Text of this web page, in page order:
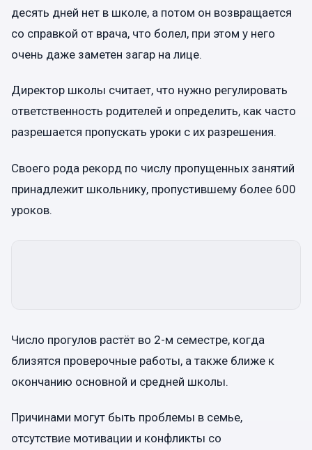
десять дней нет в школе, а потом он возвращается
со справкой от врача, что болел, при этом у него
очень даже заметен загар на лице.
Директор школы считает, что нужно регулировать
ответственность родителей и определить, как часто
разрешается пропускать уроки с их разрешения.
Своего рода рекорд по числу пропущенных занятий
принадлежит школьнику, пропустившему более 600
уроков.
Число прогулов растёт во 2-м семестре, когда
близятся проверочные работы, а также ближе к
окончанию основной и средней школы.
Причинами могут быть проблемы в семье,
отсутствие мотивации и конфликты со